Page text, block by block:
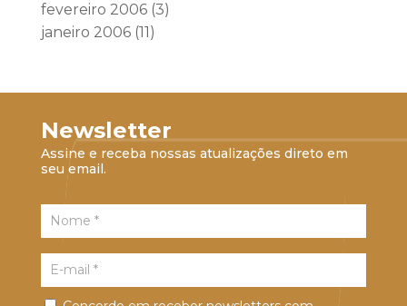
fevereiro 2006(3)
janeiro 2006(11)
Newsletter
Assine e receba nossas atualizações direto em
seu email.